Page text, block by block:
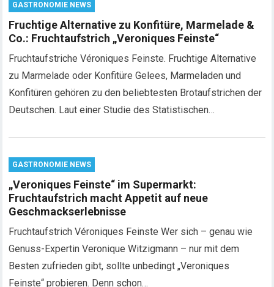
GASTRONOMIE NEWS
Fruchtige Alternative zu Konfitüre, Marmelade &
Co.: Fruchtaufstrich „Veroniques Feinste“
Fruchtaufstriche Véroniques Feinste. Fruchtige Alternative
zu Marmelade oder Konfitüre Gelees, Marmeladen und
Konfitüren gehören zu den beliebtesten Brotaufstrichen der
Deutschen. Laut einer Studie des Statistischen…
GASTRONOMIE NEWS
„Veroniques Feinste“ im Supermarkt:
Fruchtaufstrich macht Appetit auf neue
Geschmackserlebnisse
Fruchtaufstrich Véroniques Feinste Wer sich – genau wie
Genuss-Expertin Veronique Witzigmann – nur mit dem
Besten zufrieden gibt, sollte unbedingt „Veroniques
Feinste“ probieren. Denn schon…